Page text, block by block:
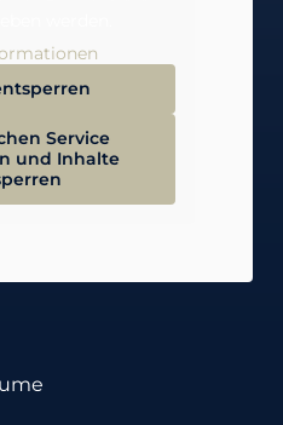
Service
und Inhalte